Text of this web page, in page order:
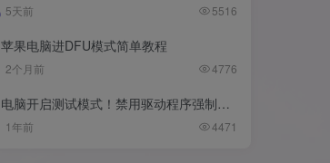
5天前 5516
苹果电脑进DFU模式简单教程
2个月前 4776
电脑开启测试模式！禁用驱动程序强制签名！（大概操作方法）
1年前 4471
5天前 5516
苹果电脑进DFU模式简单教程
2个月前 4776
电脑开启测试模式！禁用驱动程序强制签名！（大概操作方法）
1年前 4471